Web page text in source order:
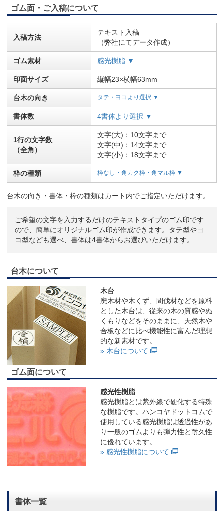
ゴム面・ご入稿について
入稿方法
テキスト入稿
（弊社にてデータ作成）
ゴム素材 感光樹脂 ▼
印面サイズ 縦幅23×横幅63mm
台木の向き タテ・ヨコより選択 ▼
書体数 4書体より選択 ▼
1行の文字数
（全角）
文字(大)：10文字まで
文字(中)：14文字まで
文字(小)：18文字まで
枠の種類 枠なし・角カク枠・角マル枠 ▼
台木の向き・書体・枠の種類はカート内でご指定いただけます。
ご希望の文字を入力するだけのテキストタイプのゴム印です
ので、簡単にオリジナルゴム印が作成できます。タテ型やヨ
コ型なども選べ、書体は4書体からお選びいただけます。
台木について
木台
廃木材や木くず、間伐材などを原料
とした木台は、従来の木の質感やぬ
くもりなどをそのままに、天然木や
合板などに比べ機能性に富んだ理想
的な新素材です。
» 木台について
ゴム面について
感光性樹脂
感光樹脂とは紫外線で硬化する特殊
な樹脂です。ハンコヤドットコムで
使用している感光樹脂は透過性があ
り一般のゴムよりも弾力性と耐久性
に優れています。
» 感光性樹脂について
書体一覧